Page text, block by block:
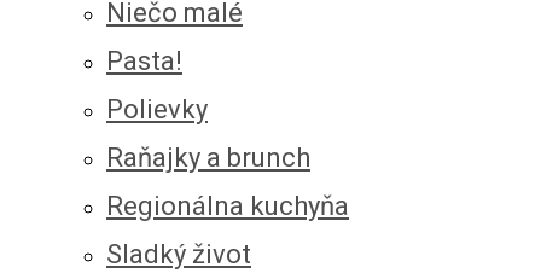
Niečo malé
Pasta!
Polievky
Raňajky a brunch
Regionálna kuchyňa
Sladký život